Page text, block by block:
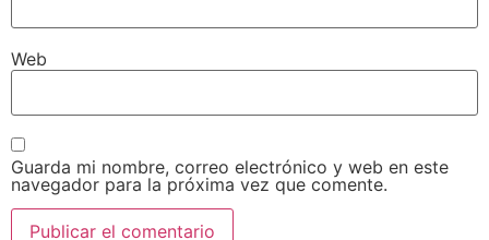
Web
Guarda mi nombre, correo electrónico y web en este
navegador para la próxima vez que comente.